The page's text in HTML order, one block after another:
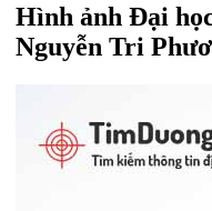
Hình ảnh Đại
Nguyễn Tri